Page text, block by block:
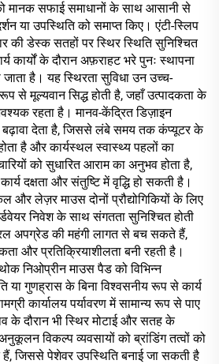
मानक सफाई समाधानों के साथ आसानी से
या उपस्थिति को समाप्त किए। एंटी-स्लिप
की डेस्क सतहों पर स्थिर स्थिति सुनिश्चित
कार्यों के दौरान अफ़राहट भरे पुनः स्थापना
जाता है। यह स्थिरता सुविधा उन उच्च-
रूप से मूल्यवान सिद्ध होती है, जहाँ उत्पादकता के
रहता है। मानव-केंद्रित डिज़ाइन
बढ़ावा देता है, जिससे लंबे समय तक कंप्यूटर के
है और कार्यस्थल स्वास्थ्य पहलों का
को सुधारित आराम का अनुभव होता है,
दक्षता और संतुष्टि में वृद्धि हो सकती है।
लेज़र माउस दोनों प्रौद्योगिकियों के लिए
निवेश के साथ संगतता सुनिश्चित होती
अपग्रेड की महंगी लागत से बच सकते हैं,
और प्रतिक्रियाशीलता बनी रहती है।
थोक निओप्रीन माउस पैड को विभिन्न
या गुणह्रास के बिना विश्वसनीय रूप से कार्य
कार्यालय पर्यावरण में सामान्य रूप से पाए
के दौरान भी स्थिर मोटाई और सतह के
विकल्प व्यवसायों को ब्रांडिंग तत्वों को
जिससे पेशेवर उपस्थिति बनाई जा सकती है